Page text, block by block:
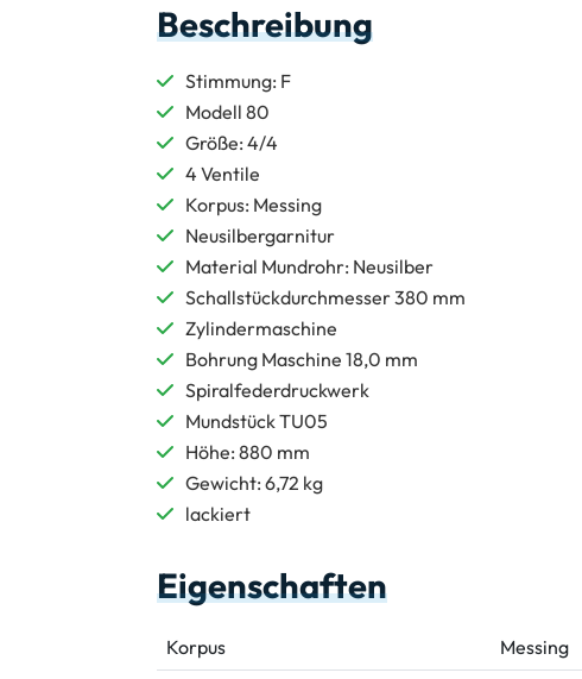
Beschreibung
Stimmung: F
Modell 80
Größe: 4/4
4 Ventile
Korpus: Messing
Neusilbergarnitur
Material Mundrohr: Neusilber
Schallstückdurchmesser 380 mm
Zylindermaschine
Bohrung Maschine 18,0 mm
Spiralfederdruckwerk
Mundstück TU05
Höhe: 880 mm
Gewicht: 6,72 kg
lackiert
Eigenschaften
Korpus
Messing